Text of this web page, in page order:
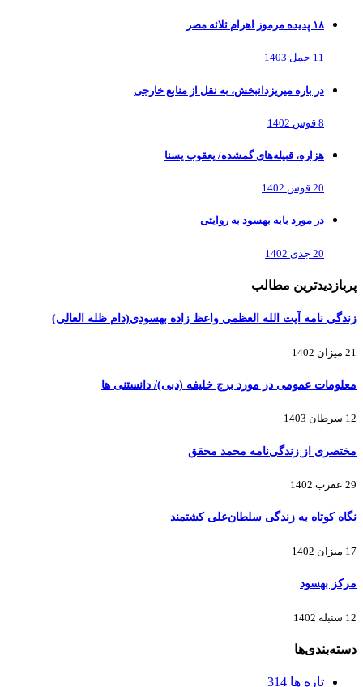
۱۸ پدیده مرموز اهرام ثلاثه مصر
11 حمل 1403
در باره میریزدانبخش، به نقل از منابع خارجی
8 قوس 1402
هزاره، قبیله‌های گمشده/ یعقوب یسنا
20 قوس 1402
در مورد بابه بهسود به روایتی
20 جدی 1402
پربازدیدترین مطالب
زندگی نامه آیت الله العظمی واعظ زاده بهسودی(دام ظله العالی)
21 میزان 1402
معلومات عمومی در مورد برج خلیفه (دبی)/ دانستنی ها
12 سرطان 1403
مختصری از زندگی‌نامه محمد محقق
29 عقرب 1402
نگاه کوتاه به زندگی سلطان‌علی کشتمند
17 میزان 1402
مرکز بهسود
12 سنبله 1402
دسته‌بندی‌ها
تازه ها 314